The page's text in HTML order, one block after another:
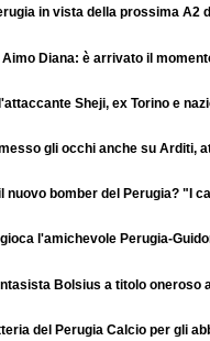
in vista della prossima A2
Diana: è arrivato il
Sheji, ex Torino e
gli occhi anche su Arditi,
nuovo bomber del Perugia? "I
l'amichevole Perugia-
Bolsius a titolo oneroso
del Perugia Calcio per gli